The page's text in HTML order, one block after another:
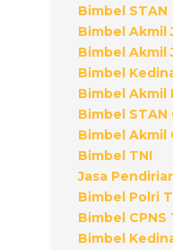
Bimbel STAN
Bimbel Akmil
Bimbel Akmil
Bimbel
Bimbel Akmil
Bimbel STAN
Bimbel Akmil
Bimbel TNI
Jasa
Bimbel Polri
Bimbel
Bimbel